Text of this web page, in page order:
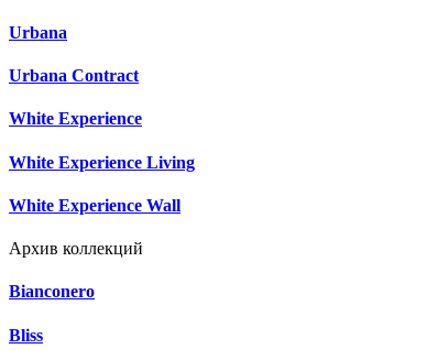
Urbana
Urbana Contract
White Experience
White Experience Living
White Experience Wall
Архив коллекций
Bianconero
Bliss